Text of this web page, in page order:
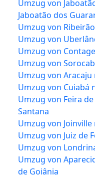
Umzug von
Jaboatão dos
Umzug von
Umzug von
Umzug von
Umzug von
Umzug von Aracaju
Umzug von Cuiabá
Umzug von Feira
Santana
Umzug von Joinville
Umzug von Juiz de
Umzug von
Umzug von
de Goiânia